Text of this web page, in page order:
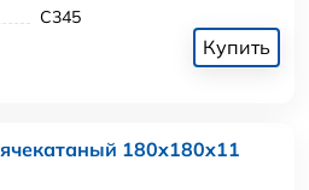
С345
Купить
180x180x11